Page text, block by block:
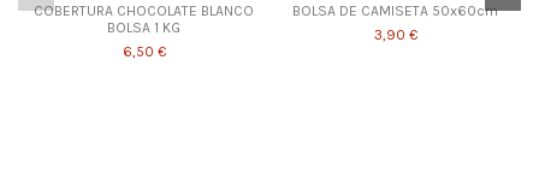
COBERTURA CHOCOLATE BLANCO
BOLSA 1 KG
6,50 €
BOLSA DE CAMISETA 50x60cm
3,90 €